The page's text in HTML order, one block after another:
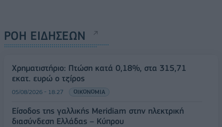
ΡΟΗ ΕΙΔΗΣΕΩΝ
Χρηματιστήριο: Πτώση κατά 0,18%, στα 315,71
εκατ. ευρώ ο τζίρος
05/08/2026 - 18:27 ΟΙΚΟΝΟΜΙΑ
Είσοδος της γαλλικής Meridiam στην ηλεκτρική
διασύνδεση Ελλάδας – Κύπρου